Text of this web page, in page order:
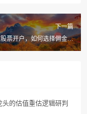
下一篇
票开户，如何选择佣金优
惠且适合量化交易的券商？
的估值重估逻辑研判